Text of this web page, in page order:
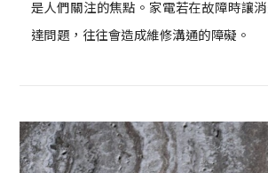
是人們關注的焦點。家電若在故障時讓
達問題，往往會造成維修溝通的障礙。